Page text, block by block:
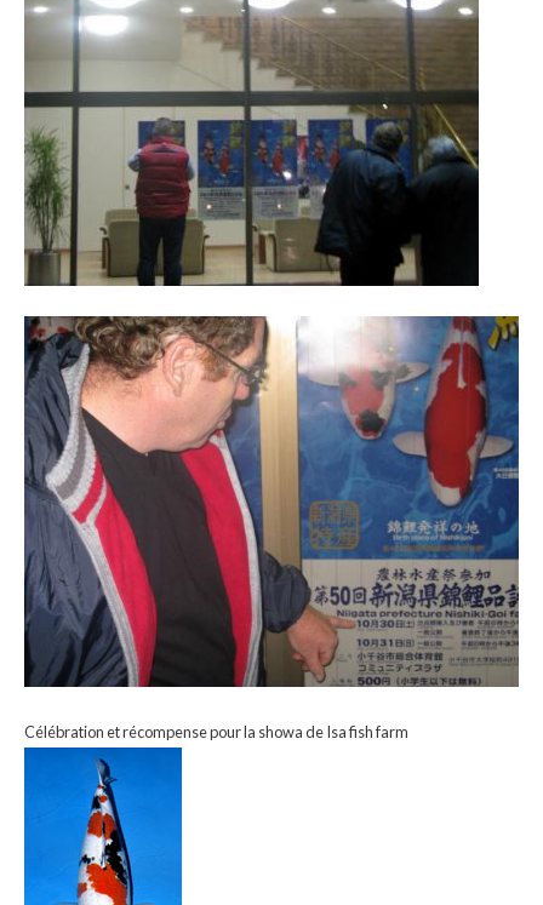
Célébration et récompense pour la showa de Isa fish farm